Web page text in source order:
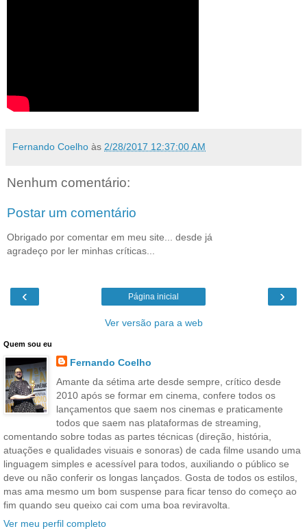
Fernando Coelho às 2/28/2017 12:37:00 AM
Nenhum comentário:
Postar um comentário
Obrigado por comentar em meu site... desde já
agradeço por ler minhas críticas...
‹ ›
Página inicial
Ver versão para a web
Quem sou eu
Fernando Coelho
Amante da sétima arte desde sempre, crítico desde
2010 após se formar em cinema, confere todos os
lançamentos que saem nos cinemas e praticamente
todos que saem nas plataformas de streaming,
comentando sobre todas as partes técnicas (direção, história,
atuações e qualidades visuais e sonoras) de cada filme usando uma
linguagem simples e acessível para todos, auxiliando o público se
deve ou não conferir os longas lançados. Gosta de todos os estilos,
mas ama mesmo um bom suspense para ficar tenso do começo ao
fim quando seu queixo cai com uma boa reviravolta.
Ver meu perfil completo